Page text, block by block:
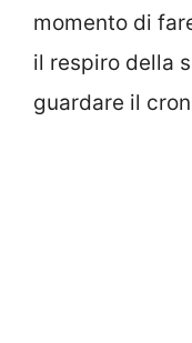
momento di
il respiro della
guardare il